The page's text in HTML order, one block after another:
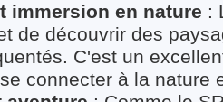
immersion en nature :
de découvrir des
C'est un
connecter à la nature